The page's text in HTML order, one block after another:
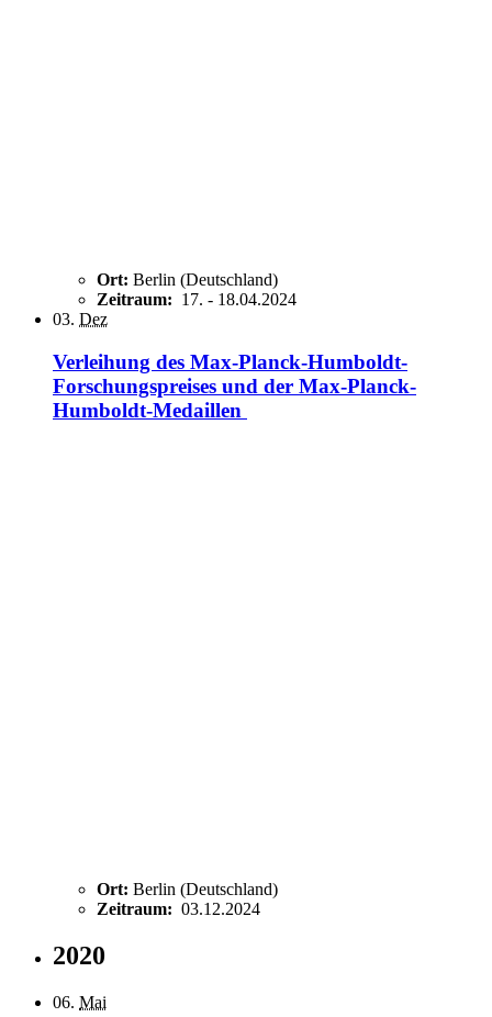
Ort: Berlin (Deutschland)
Zeitraum: 17. - 18.04.2024
03. Dez
Verleihung des Max-Planck-Humboldt-
Forschungspreises und der Max-Planck-
Humboldt-Medaillen
Ort: Berlin (Deutschland)
Zeitraum: 03.12.2024
2020
06. Mai